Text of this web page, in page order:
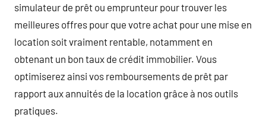
simulateur de prêt ou emprunteur pour trouver les
meilleures offres pour que votre achat pour une mise en
location soit vraiment rentable, notamment en
obtenant un bon taux de crédit immobilier. Vous
optimiserez ainsi vos remboursements de prêt par
rapport aux annuités de la location grâce à nos outils
pratiques.